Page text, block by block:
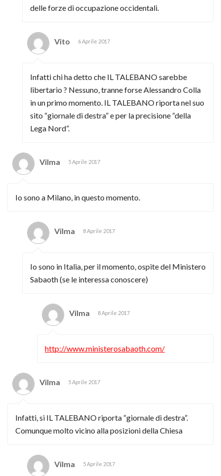
delle forze di occupazione occidentali.
Vito 6 Aprile 2017
Infatti chi ha detto che IL TALEBANO sarebbe
libertario ? Nessuno, tranne forse Alessandro Colla
in un primo momento. IL TALEBANO riporta nel suo
sito “giornale di destra” e per la precisione “della
Lega Nord”.
Vilma 5 Aprile 2017
Io sono a Milano, in questo momento.
Vilma 8 Aprile 2017
Io sono in Italia, per il momento, ospite del Ministero
Sabaoth (se le interessa conoscere)
Vilma 8 Aprile 2017
http://www.ministerosabaoth.com/
Vilma 5 Aprile 2017
Infatti, si IL TALEBANO riporta “giornale di destra”.
Comunque molto vicino alla posizioni della Chiesa
Vilma 5 Aprile 2017